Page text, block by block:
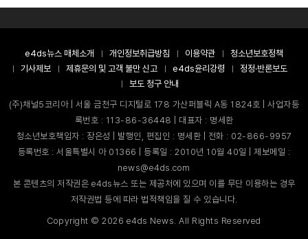
e4ds뉴스 매체소개 개인정보취급방침 이용약관
청소년보호정책
기사제보
제휴문의 및 고객 불만 신고 e4ds윤리강령
정정·반론보도
보도 청구 안내
(주)채널5코리아 | 서울 금천구 디지털로 178 가산퍼블릭 A동 1824호 | 사업자등
록번호 : 113-86-36448 | 대표자 : 명세환
청소년보호책임자 : 장은성 | 발행인, 편집인 : 명세환 | 전화 : 02-866-9957
등록번호 : 서울특별시 아 01366 | 등록일 : 2010년 10월 40일 | 제보메일 :
news@e4ds.com
본 콘텐츠의 저작권은 e4ds뉴스 또는 제공처에 있으며 이를 무단 이용하는 경우
저작권법 등에 따라 법적책임을 질 수 있습니다.
Copyright ©2026 e4ds News. All Rights Reserved